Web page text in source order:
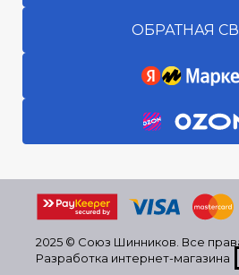
ОБРАТНАЯ
2025 © Союз Шинников. Все
Разработка интернет-магазина